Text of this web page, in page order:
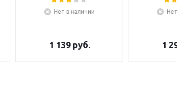
Нет в наличии
1 139руб. 1